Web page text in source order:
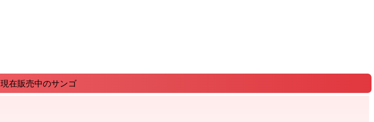
現在販売中のサンゴ